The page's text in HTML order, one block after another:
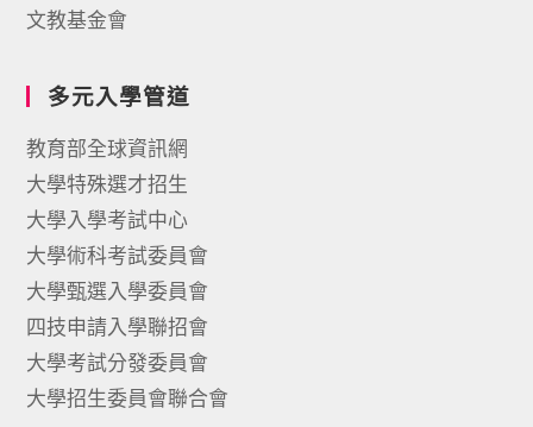
文教基金會
多元入學管道
教育部全球資訊網
大學特殊選才招生
大學入學考試中心
大學術科考試委員會
大學甄選入學委員會
四技申請入學聯招會
大學考試分發委員會
大學招生委員會聯合會